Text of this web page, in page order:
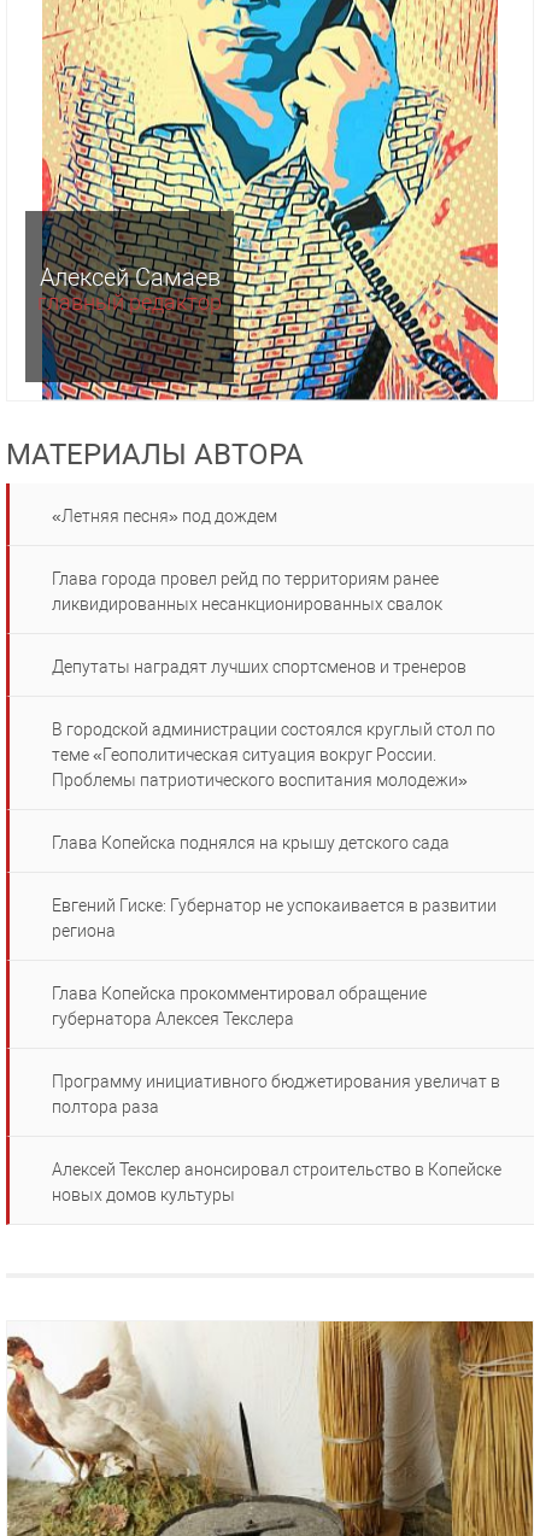
Алексей Самаев
главный редактор
МАТЕРИАЛЫ АВТОРА
«Летняя песня» под дождем
Глава города провел рейд по территориям ранее
ликвидированных несанкционированных свалок
Депутаты наградят лучших спортсменов и тренеров
В городской администрации состоялся круглый стол по
теме «Геополитическая ситуация вокруг России.
Проблемы патриотического воспитания молодежи»
Глава Копейска поднялся на крышу детского сада
Евгений Гиске: Губернатор не успокаивается в развитии
региона
Глава Копейска прокомментировал обращение
губернатора Алексея Текслера
Программу инициативного бюджетирования увеличат в
полтора раза
Алексей Текслер анонсировал строительство в Копейске
новых домов культуры